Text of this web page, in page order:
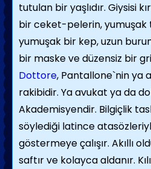
tutulan bir yaşlıdır. Giysisi
bir ceket-pelerin, yumuşak
yumuşak bir kep, uzun
bir maske ve düzensiz bir
Dottore, Pantallone`nin ya
rakibidir. Ya avukat ya da
Akademisyendir. Bilgiçlik
söylediği latince
göstermeye çalışır. Akıllı
saftır ve kolayca aldanır.